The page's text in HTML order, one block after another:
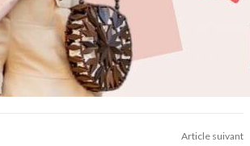
Article suivant